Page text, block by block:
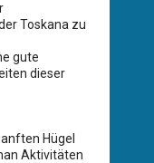
Toskana zu
gute
dieser
Hügel
Aktivitäten